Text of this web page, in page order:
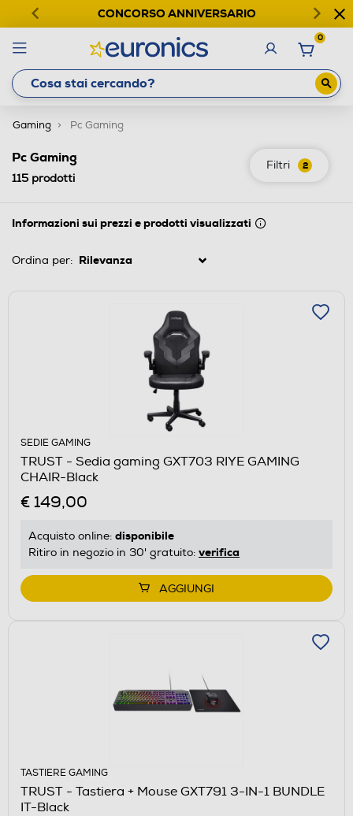
CONCORSO ANNIVERSARIO
0
Gaming Pc Gaming
Filtri 2
Pc Gaming
115 prodotti
Informazioni sui prezzi e prodotti visualizzati
Ordina per:
SEDIE GAMING
TRUST - Sedia gaming GXT703 RIYE GAMING
CHAIR-Black
€ 149,00
Acquisto online: disponibile
Ritiro in negozio in 30' gratuito: verifica
AGGIUNGI
TASTIERE GAMING
TRUST - Tastiera + Mouse GXT791 3-IN-1 BUNDLE
IT-Black